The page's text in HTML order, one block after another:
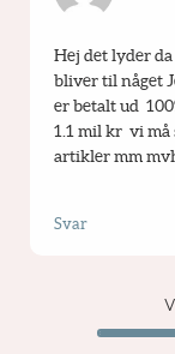
Hej det lyder
bliver til någet
er betalt ud
1.1 mil kr  vi må
artikler mm
Svar